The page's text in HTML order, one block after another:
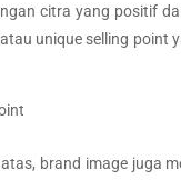
citra yang positif
unique selling
brand image juga